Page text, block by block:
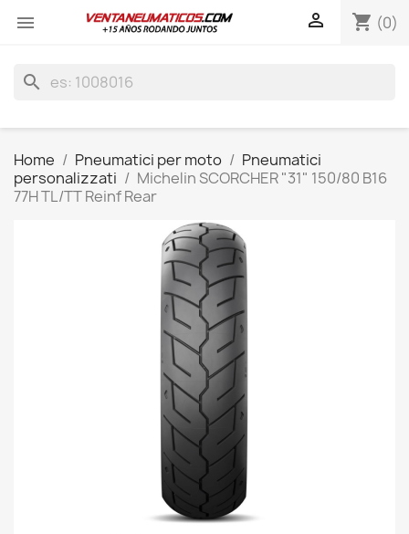
 shopping_cart (0)

search
Home Pneumatici per moto
Pneumatici
personalizzati
Michelin SCORCHER "31" 150/80 B16
77H TL/TT Reinf Rear